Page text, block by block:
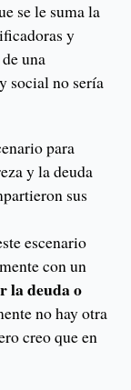
se le suma la
y
una
social no sería
para
y la deuda
sus
escenario
con un
la deuda o
no hay otra
creo que en